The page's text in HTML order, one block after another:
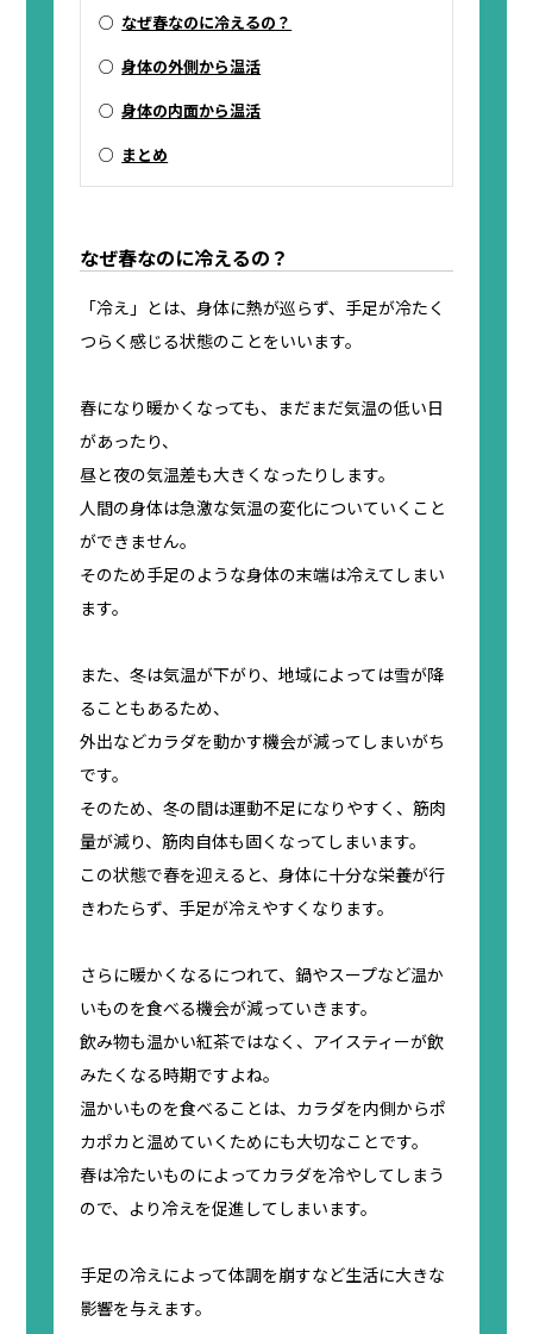
○ なぜ春なのに冷えるの？
○身体の外側から温活
○身体の内面から温活
○ まとめ
なぜ春なのに冷えるの？
「冷え」とは、身体に熱が巡らず、手足が冷たく
つらく感じる状態のことをいいます。
春になり暖かくなっても、まだまだ気温の低い日
があったり、
昼と夜の気温差も大きくなったりします。
人間の身体は急激な気温の変化についていくこと
ができません。
そのため手足のような身体の末端は冷えてしまい
ます。
また、冬は気温が下がり、地域によっては雪が降
ることもあるため、
外出などカラダを動かす機会が減ってしまいがち
です。
そのため、冬の間は運動不足になりやすく、筋肉
量が減り、筋肉自体も固くなってしまいます。
この状態で春を迎えると、身体に十分な栄養が行
きわたらず、手足が冷えやすくなります。
さらに暖かくなるにつれて、鍋やスープなど温か
いものを食べる機会が減っていきます。
飲み物も温かい紅茶ではなく、アイスティーが飲
みたくなる時期ですよね。
温かいものを食べることは、カラダを内側からポ
カポカと温めていくためにも大切なことです。
春は冷たいものによってカラダを冷やしてしまう
ので、より冷えを促進してしまいます。
手足の冷えによって体調を崩すなど生活に大きな
影響を与えます。